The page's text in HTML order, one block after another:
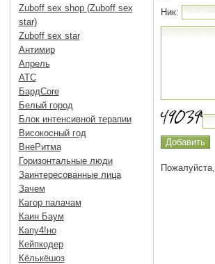
Ник:
Пожалуйста,
Zuboff sex shop (Zuboff sex
star)
Zuboff sex star
Антимир
Апрель
АТС
БардCore
Белый город
Блок интенсивной терапии
Високосный год
ВнеРитма
Горизонтальные люди
Заинтересованные лица
Зачем
Кагор палачам
Каин Баум
Капу4!но
Кейпкодер
Кёлькёшоз